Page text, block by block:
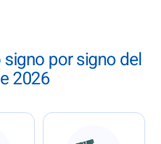
por signo del
2026
junio de 2026del 4 de junio
: